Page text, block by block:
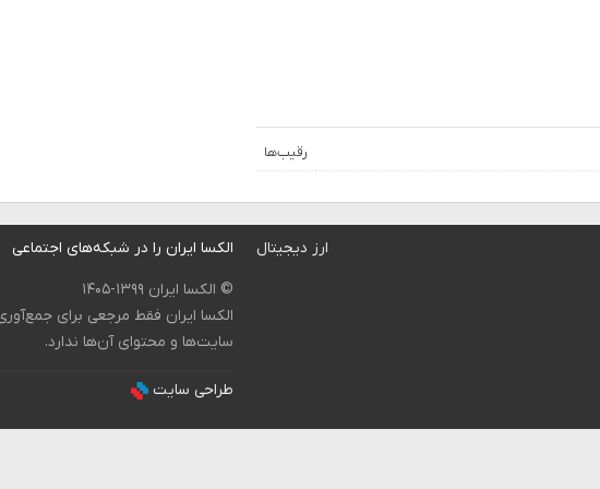
رقیب‌ها
ارز دیجیتال
الکسا ایران را در شبکه‌های اجتماعی
© الکسا ایران ۱۳۹۹-۱۴۰۵
الکسا ایران فقط مرجعی برای
سایت‌ها و محتوای آن‌ها ندارد.
طراحی سایت